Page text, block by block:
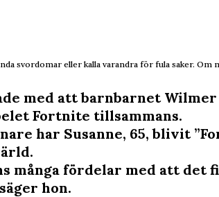
svordomar eller kalla varandra för fula saker. Om
med att barnbarnet Wilmer
Fortnite tillsammans.
har Susanne, 65, blivit
många fördelar med att det
hon.